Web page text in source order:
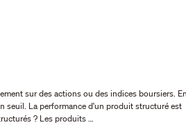
sur des actions ou des indices boursiers. En
seuil. La performance d'un produit structuré est
évaluée à date fixe (le strike). Comment fonctionnent les produits structurés ? Les produits …